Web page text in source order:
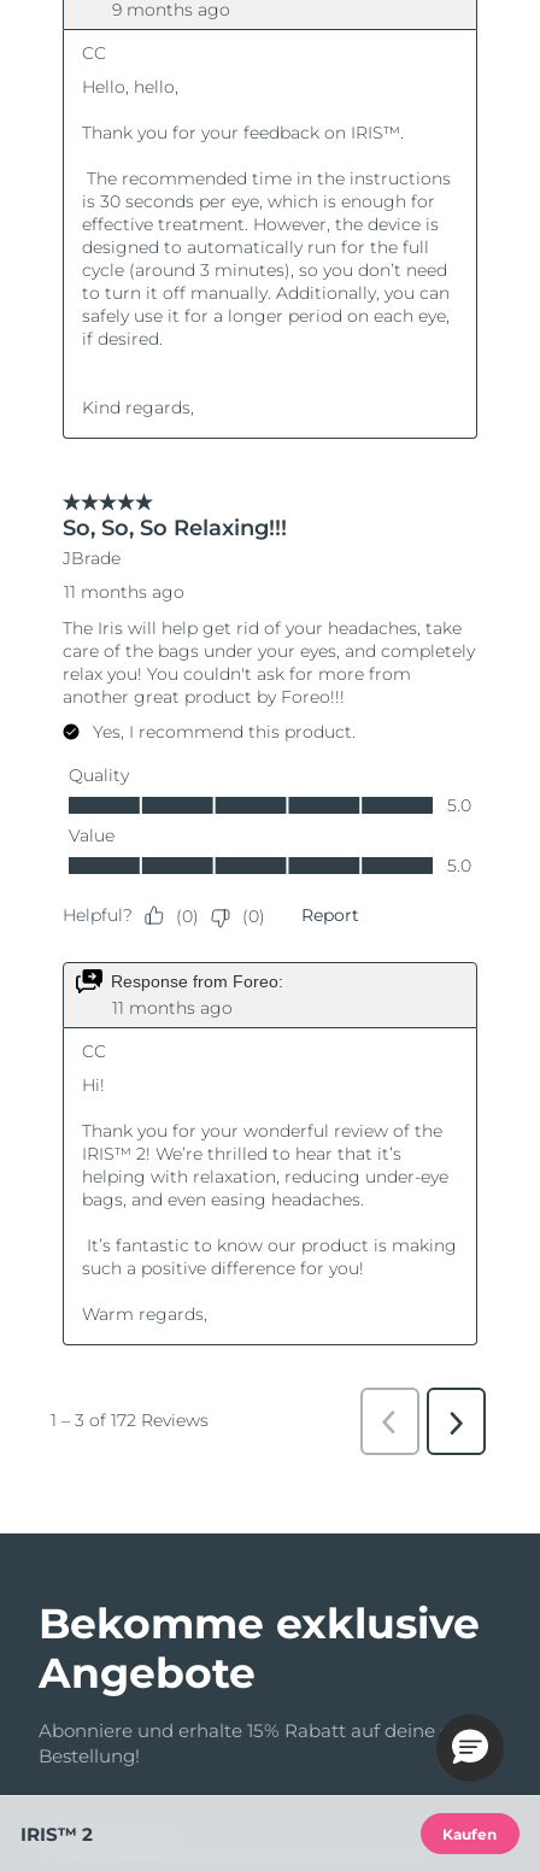
Bekomme exklusive
Angebote
Abonniere und erhalte 15% Rabatt auf deine erste
Bestellung!
E-Mail-Adresse
IRIS™ 2 Kaufen